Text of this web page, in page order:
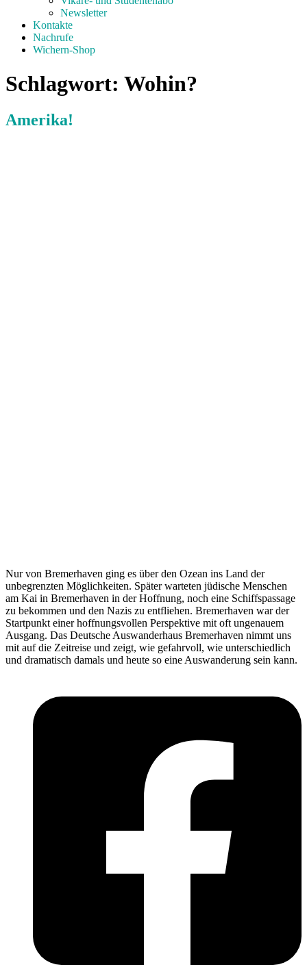
Newsletter
Kontakte
Nachrufe
Wichern-Shop
Schlagwort: Wohin?
Amerika!
Nur von Bremerhaven ging es über den Ozean ins Land der
unbegrenzten Möglichkeiten. Später warteten jüdische Menschen
am Kai in Bremerhaven in der Hoffnung, noch eine Schiffspassage
zu bekommen und den Nazis zu entfliehen. Bremerhaven war der
Startpunkt einer hoffnungsvollen Perspektive mit oft ungenauem
Ausgang. Das Deutsche Auswanderhaus Bremerhaven nimmt uns
mit auf die Zeitreise und zeigt, wie gefahrvoll, wie unterschiedlich
und dramatisch damals und heute so eine Auswanderung sein kann.